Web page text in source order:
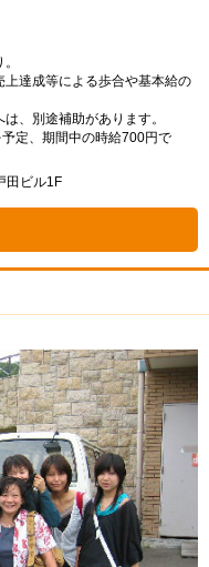
上達成等による歩合や基本給の
、別途補助があります。
定、期間中の時給700円で
田ビル1F